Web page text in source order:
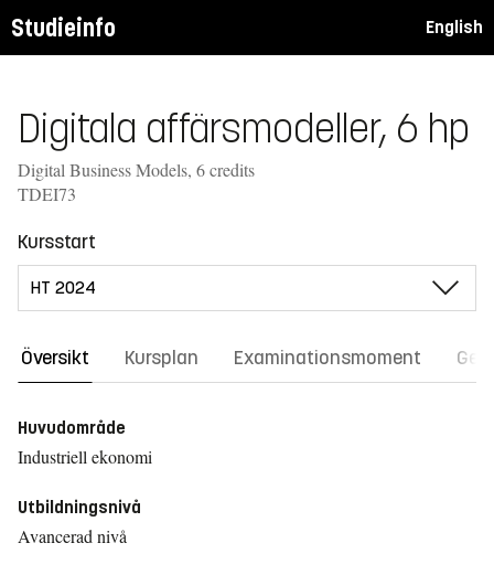
Studieinfo English
Digitala affärsmodeller, 6 hp
Digital Business Models, 6 credits
TDEI73
Kursstart
Översikt Kursplan Examinationsmoment
Huvudområde
Industriell ekonomi
Utbildningsnivå
Avancerad nivå